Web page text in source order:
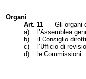
Organi
Art. 11
Gli organi
a)
l’Assemblea
b)
il Consiglio
c)
l’Ufficio di
d)
le Commissioni.